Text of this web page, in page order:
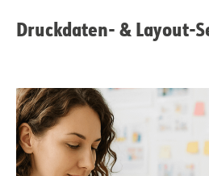
Druckdaten- & Layout-